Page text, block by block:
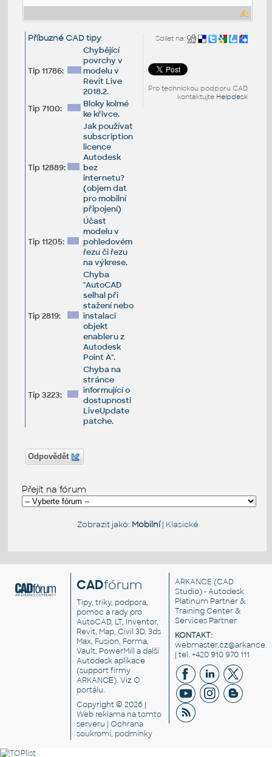
Sdílet na:
Pro technickou podporu CAD
kontaktujte Helpdesk
Příbuzné CAD tipy:
Tip 11786:
Chybějící
povrchy v
modelu v
Revit Live
2018.2.
Tip 7100:
Bloky kolmé
ke křivce.
Tip 12889:
Jak používat
subscription
licence
Autodesk
bez
internetu?
(objem dat
pro mobilní
připojení)
Tip 11205:
Účast
modelu v
pohledovém
řezu či řezu
na výkrese.
Tip 2819:
Chyba
"AutoCAD
selhal při
stažení nebo
instalaci
objekt
enableru z
Autodesk
Point A".
Tip 3223:
Chyba na
stránce
informující o
dostupnosti
LiveUpdate
patche.
Odpovědět
Přejít na fórum
Zobrazit jako: Mobilní| Klasické
CADfórum
Tipy, triky, podpora,
pomoc a rady pro
AutoCAD, LT, Inventor,
Revit, Map, Civil 3D, 3ds
Max, Fusion, Forma,
Vault, PowerMill a další
Autodesk aplikace
(support firmy
ARKANCE). VizO
portálu.
Copyright © 2026 |
Web reklama na tomto
serveru |Ochrana
soukromí, podmínky
ARKANCE (CAD
Studio) - Autodesk
Platinum Partner &
Training Center &
Services Partner
KONTAKT:
| tel. +420 910 970 111